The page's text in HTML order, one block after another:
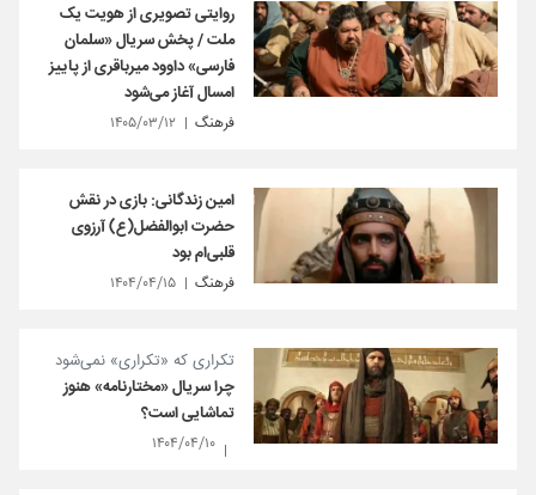
روایتی تصویری از هویت یک
ملت / پخش سریال «سلمان
فارسی» داوود میرباقری از پاییز
امسال آغاز می‌شود
فرهنگ ۱۴۰۵/۰۳/۱۲
امین زندگانی: بازی در نقش
حضرت ابوالفضل(ع) آرزوی
قلبی‌ام بود
فرهنگ ۱۴۰۴/۰۴/۱۵
تکراری که «تکراری» نمی‌شود
چرا سریال «مختارنامه» هنوز
تماشایی است؟
۱۴۰۴/۰۴/۱۰